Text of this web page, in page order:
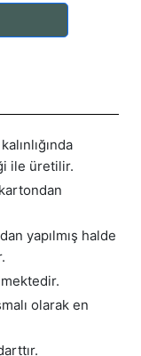
ile üretilir.
yapılmış halde
olarak en